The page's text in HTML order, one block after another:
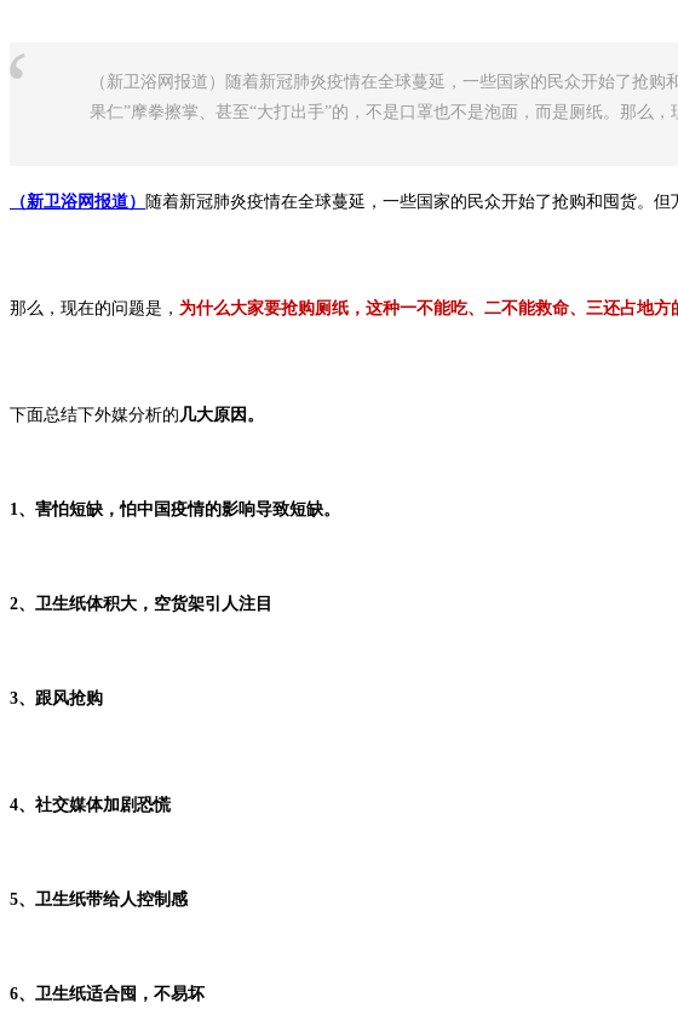
（新卫浴网报道）随着新冠肺炎疫情在全球蔓延，一些国家的民众开始了抢购
果仁”摩拳擦掌、甚至“大打出手”的，不是口罩也不是泡面，而是厕纸。那么，
（新卫浴网报道） 随着新冠肺炎疫情在全球蔓延，一些国家的民众开始了抢购和囤货。
那么，现在的问题是， 为什么大家要抢购厕纸，这种一不能吃、二不能救命、三还占地方
下面总结下外媒分析的 几大原因。
1、害怕短缺，怕中国疫情的影响导致短缺。
2、卫生纸体积大，空货架引人注目
3、跟风抢购
4、社交媒体加剧恐慌
5、卫生纸带给人控制感
6、卫生纸适合囤，不易坏